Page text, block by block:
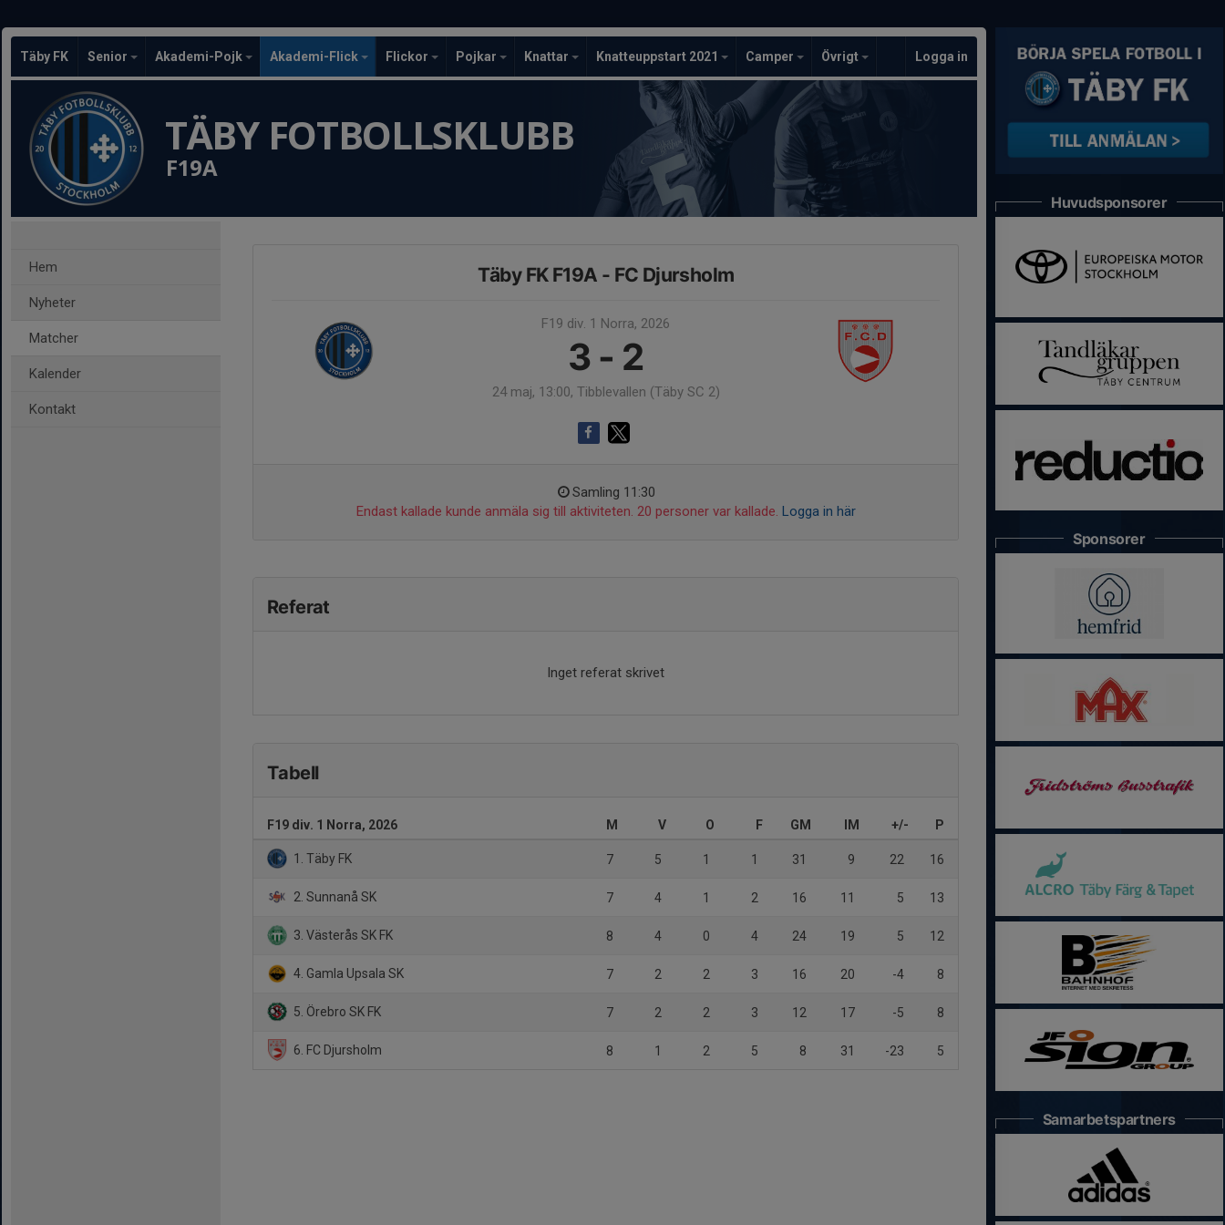
Täby FK Senior Akademi-Pojk Akademi-Flick Flickor Pojkar Knattar Knatteuppstart 2021 Camper Övrigt Logga in
TÄBY FOTBOLLSKLUBB
F19A
Hem
Nyheter
Matcher
Kalender
Kontakt
Täby FK F19A - FC Djursholm
F19 div. 1 Norra, 2026
3 - 2
24 maj, 13:00, Tibblevallen (Täby SC 2)
Samling 11:30
Endast kallade kunde anmäla sig till aktiviteten. 20 personer var kallade. Logga in här
Referat
Inget referat skrivet
Tabell
F19 div. 1 Norra, 2026 M V O F GM IM +/- P
1. Täby FK 7 5 1 1 31 9 22 16
2. Sunnanå SK 7 4 1 2 16 11 5 13
3. Västerås SK FK 8 4 0 4 24 19 5 12
4. Gamla Upsala SK 7 2 2 3 16 20 -4 8
5. Örebro SK FK 7 2 2 3 12 17 -5 8
6. FC Djursholm 8 1 2 5 8 31 -23 5
Huvudsponsorer
Sponsorer
Samarbetspartners